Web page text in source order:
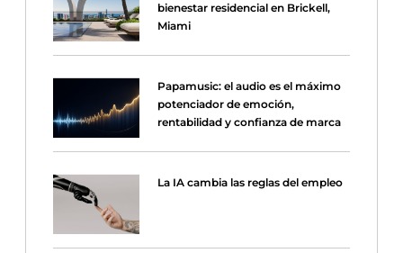
bienestar residencial en Brickell,
Miami
Papamusic: el audio es el máximo
potenciador de emoción,
rentabilidad y confianza de marca
La IA cambia las reglas del empleo